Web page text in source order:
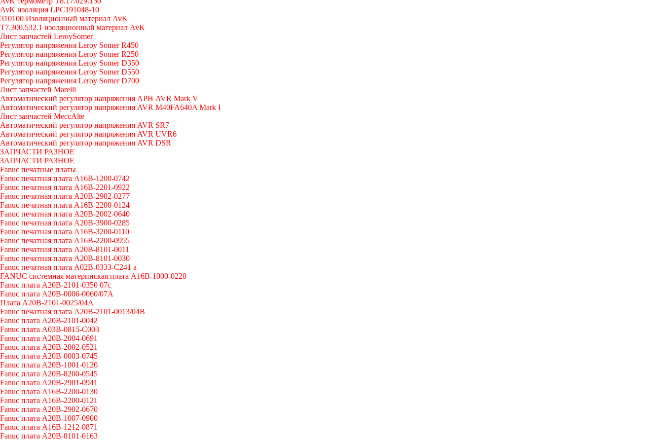
AvK изоляция LPC191048-10
310100 Изоляционный материал AvK
T7.300.532.1 изоляционный материал AvK
Лист запчастей LeroySomer
Регулятор напряжения Leroy Somer R450
Регулятор напряжения Leroy Somer R250
Регулятор напряжения Leroy Somer D350
Регулятор напряжения Leroy Somer D550
Регулятор напряжения Leroy Somer D700
Лист запчастей Marelli
Автоматический регулятор напряжения АРН AVR Mark V
Автоматический регулятор напряжения AVR M40FA640A Mark I
Лист запчастей MeccAlte
Автоматический регулятор напряжения AVR SR7
Автоматический регулятор напряжения AVR UVR6
Автоматический регулятор напряжения AVR DSR
ЗАПЧАСТИ РАЗНОЕ
ЗАПЧАСТИ РАЗНОЕ
Fanuc печатные платы
Fanuc печатная плата A16B-1200-0742
Fanuc печатная плата A16B-2201-0922
Fanuc печатная плата A20B-2902-0277
Fanuc печатная плата A16B-2200-0124
Fanuc печатная плата A20B-2002-0640
Fanuc печатная плата A20B-3900-0285
Fanuc печатная плата A16B-3200-0110
Fanuc печатная плата A16B-2200-0955
Fanuc печатная плата A20B-8101-0011
Fanuc печатная плата A20B-8101-0030
Fanuc печатная плата A02B-0333-C241 a
FANUC системная материнская плата A16B-1000-0220
Fanuc плата A20B-2101-0350 07c
Fanuc плата A20B-0006-0060/07A
Плата A20B-2101-0025/04A
Fanuc печатная плата A20B-2101-0013/04B
Fanuc плата A20B-2101-0042
Fanuc плата A03B-0815-C003
Fanuc плата A20B-2004-0691
Fanuc плата A20B-2002-0521
Fanuc плата A20B-0003-0745
Fanuc плата A20B-1001-0120
Fanuc плата A20B-8200-0545
Fanuc плата A20B-2901-0941
Fanuc плата A16B-2200-0130
Fanuc плата A16B-2200-0121
Fanuc плата A20B-2902-0670
Fanuc плата A20B-1007-0900
Fanuc плата A16B-1212-0871
Fanuc плата A20B-8101-0163